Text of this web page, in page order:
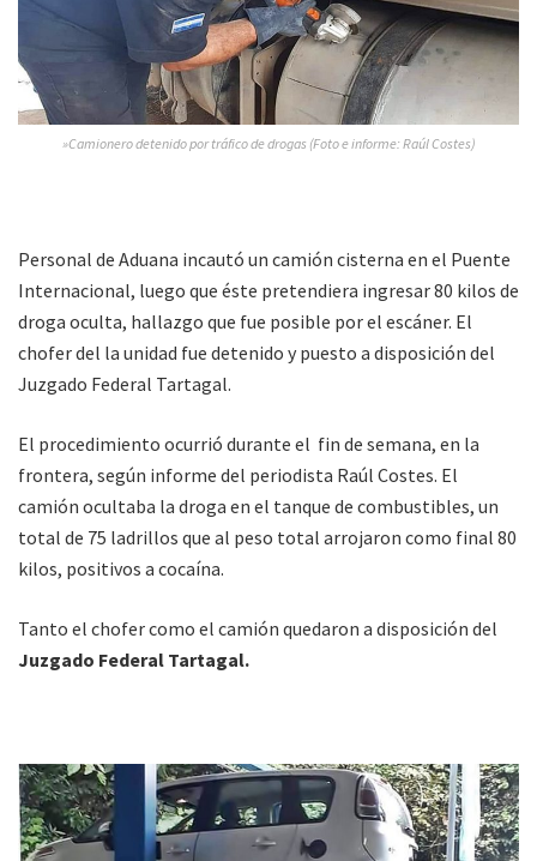
»Camionero detenido por tráfico de drogas (Foto e informe: Raúl Costes)
Personal de Aduana incautó un camión cisterna en el Puente
Internacional, luego que éste pretendiera ingresar 80 kilos de
droga oculta, hallazgo que fue posible por el escáner. El
chofer del la unidad fue detenido y puesto a disposición del
Juzgado Federal Tartagal.
El procedimiento ocurrió durante el fin de semana, en la
frontera, según informe del periodista Raúl Costes. El
camión ocultaba la droga en el tanque de combustibles, un
total de 75 ladrillos que al peso total arrojaron como final 80
kilos, positivos a cocaína.
Tanto el chofer como el camión quedaron a disposición del
Juzgado Federal Tartagal.